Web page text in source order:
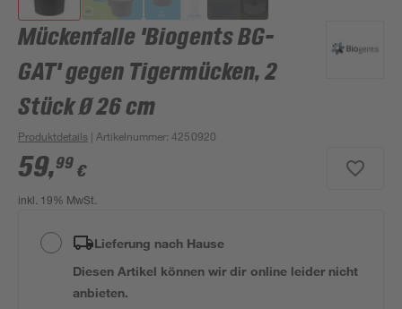
Mückenfalle 'Biogents BG-
GAT' gegen Tigermücken, 2
Stück Ø 26 cm
Produktdetails | Artikelnummer:4250920
59,99 €
inkl. 19% MwSt.
Lieferung nach Hause
Diesen Artikel können wir dir online leider nicht
anbieten.